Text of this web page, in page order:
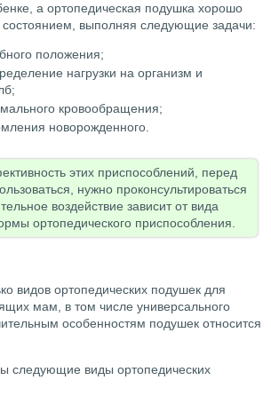
а ортопедическая подушка хорошо
состоянием, выполняя следующие задачи:
положения;
нагрузки на организм и
кровообращения;
новорожденного.
этих приспособлений, перед
нужно проконсультироваться
воздействие зависит от вида
ортопедического приспособления.
видов ортопедических подушек для
мам, в том числе универсального
особенностям подушек относится
следующие виды ортопедических